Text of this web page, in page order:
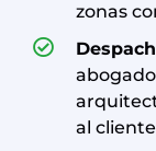
zonas
al